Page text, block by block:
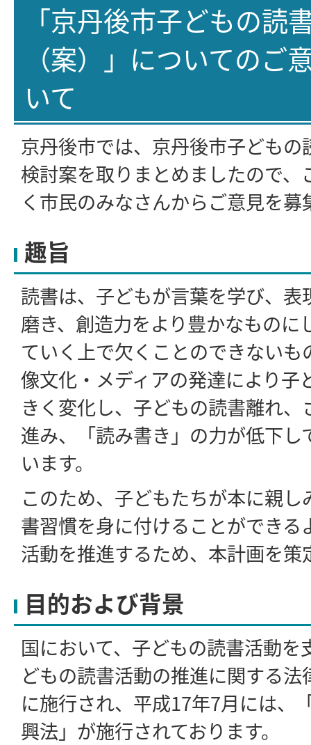
「京丹後市子どもの読
（案）」についてのご
いて
京丹後市では、京丹後市子ども
検討案を取りまとめましたので、
く市民のみなさんからご意見を募
趣旨
読書は、子どもが言葉を学び、
磨き、創造力をより豊かなものに
ていく上で欠くことのできない
像文化・メディアの発達により子
きく変化し、子どもの読書離れ
進み、「読み書き」の力が低下し
います。
このため、子どもたちが本に親
書習慣を身に付けることができる
活動を推進するため、本計画を策
目的および背景
国において、子どもの読書活動を
どもの読書活動の推進に関する
に施行され、平成17年7月には、
興法」が施行されております。